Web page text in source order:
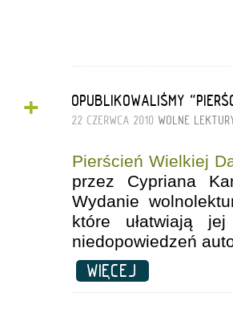
+ OPUBLIKOWALIŚMY
22 CZERWCA 2010 WOLNE
Pierścień Wielkiej
przez Cypriana
Wydanie
które ułatwiają
niedopowiedzeń
WIĘCEJ